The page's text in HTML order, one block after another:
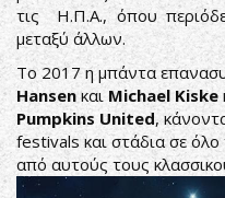
τις Η.Π.Α., όπου
μεταξύ άλλων.
Το 2017 η μπάντα
Hansenκαι Michael Kiske
Pumpkins United,
festivals και στάδια σε
από αυτούς τους